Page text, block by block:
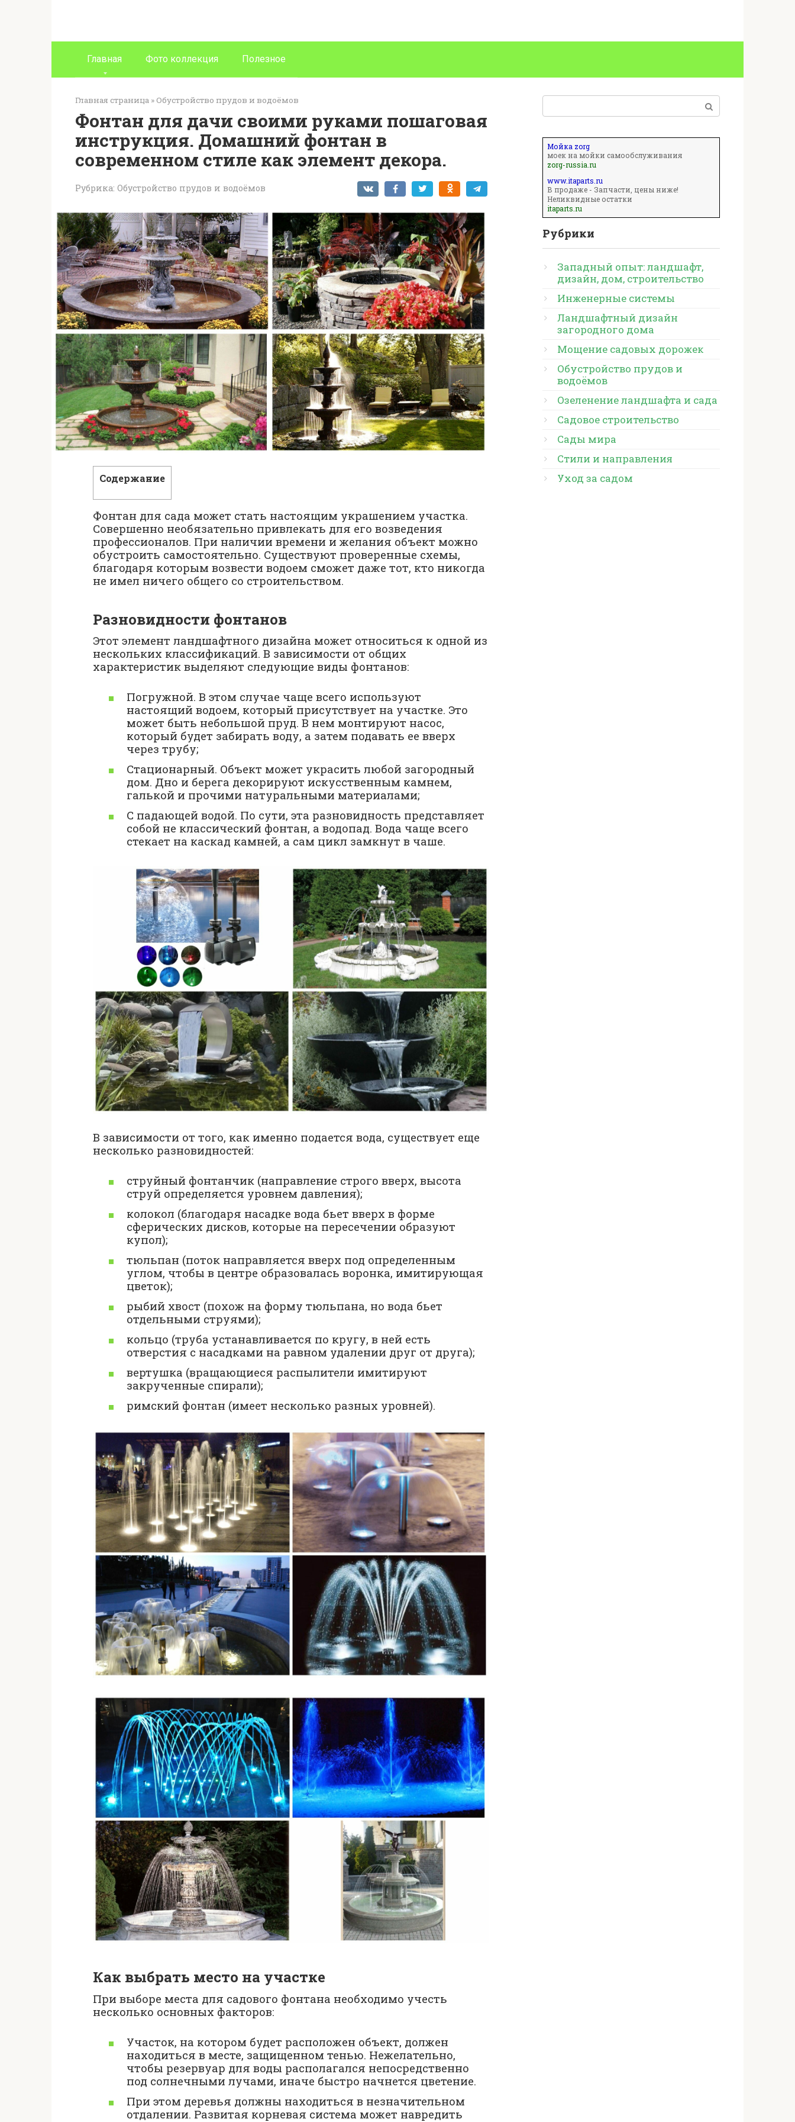
Главная Фото коллекция Полезное
Главная страница »Обустройство прудов и водоёмов
Фонтан для дачи своими руками пошаговая
инструкция. Домашний фонтан в
современном стиле как элемент декора.
Рубрика: Обустройство прудов и водоёмов
Содержание
Фонтан для сада может стать настоящим украшением участка.
Совершенно необязательно привлекать для его возведения
профессионалов. При наличии времени и желания объект можно
обустроить самостоятельно. Существуют проверенные схемы,
благодаря которым возвести водоем сможет даже тот, кто никогда
не имел ничего общего со строительством.
Разновидности фонтанов
Этот элемент ландшафтного дизайна может относиться к одной из
нескольких классификаций. В зависимости от общих
характеристик выделяют следующие виды фонтанов:
Погружной. В этом случае чаще всего используют
настоящий водоем, который присутствует на участке. Это
может быть небольшой пруд. В нем монтируют насос,
который будет забирать воду, а затем подавать ее вверх
через трубу;
Стационарный. Объект может украсить любой загородный
дом. Дно и берега декорируют искусственным камнем,
галькой и прочими натуральными материалами;
С падающей водой. По сути, эта разновидность представляет
собой не классический фонтан, а водопад. Вода чаще всего
стекает на каскад камней, а сам цикл замкнут в чаше.
В зависимости от того, как именно подается вода, существует еще
несколько разновидностей:
струйный фонтанчик (направление строго вверх, высота
струй определяется уровнем давления);
колокол (благодаря насадке вода бьет вверх в форме
сферических дисков, которые на пересечении образуют
купол);
тюльпан (поток направляется вверх под определенным
углом, чтобы в центре образовалась воронка, имитирующая
цветок);
рыбий хвост (похож на форму тюльпана, но вода бьет
отдельными струями);
кольцо (труба устанавливается по кругу, в ней есть
отверстия с насадками на равном удалении друг от друга);
вертушка (вращающиеся распылители имитируют
закрученные спирали);
римский фонтан (имеет несколько разных уровней).
Как выбрать место на участке
При выборе места для садового фонтана необходимо учесть
несколько основных факторов:
Участок, на котором будет расположен объект, должен
находиться в месте, защищенном тенью. Нежелательно,
чтобы резервуар для воды располагался непосредственно
под солнечными лучами, иначе быстро начнется цветение.
При этом деревья должны находиться в незначительном
отдалении. Развитая корневая система может навредить
Поиск:
Мойка zorg
моек на мойки самообслуживания
zorg-russia.ru
www.itaparts.ru
В продаже - Запчасти, цены ниже!
Неликвидные остатки
itaparts.ru
Рубрики
Западный опыт: ландшафт,
дизайн, дом, строительство
Инженерные системы
Ландшафтный дизайн
загородного дома
Мощение садовых дорожек
Обустройство прудов и
водоёмов
Озеленение ландшафта и сада
Садовое строительство
Сады мира
Стили и направления
Уход за садом